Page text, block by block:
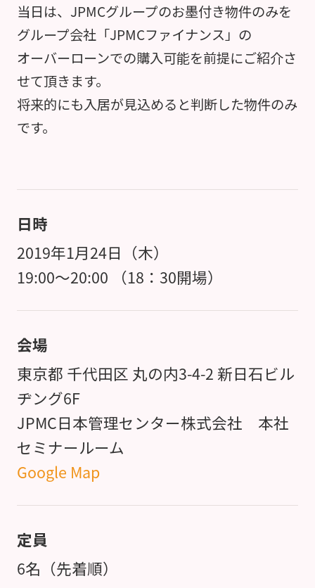
当日は、JPMCグループのお墨付き物件のみを
グループ会社「JPMCファイナンス」の
オーバーローンでの購入可能を前提にご紹介さ
せて頂きます。
将来的にも入居が見込めると判断した物件のみ
です。
日時
2019年1月24日（木）
19:00～20:00 （18：30開場）
会場
東京都 千代田区 丸の内3-4-2 新日石ビル
ヂング6F
JPMC日本管理センター株式会社 本社
セミナールーム
Google Map
定員
6名（先着順）